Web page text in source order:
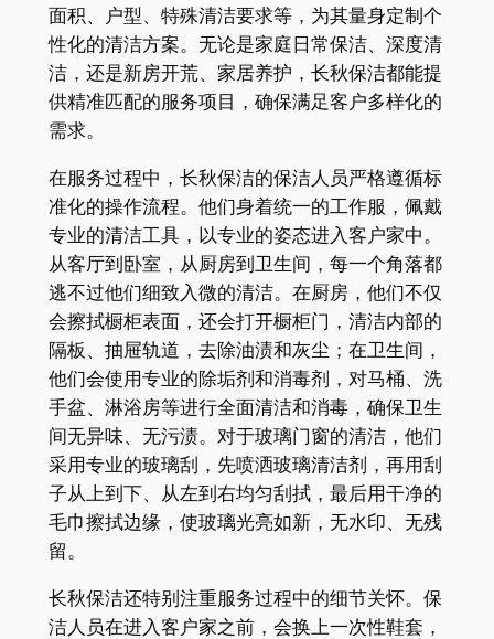
面积、户型、特殊清洁要求等，为其量身定制个
性化的清洁方案。无论是家庭日常保洁、深度清
洁，还是新房开荒、家居养护，长秋保洁都能提
供精准匹配的服务项目，确保满足客户多样化的
需求。
在服务过程中，长秋保洁的保洁人员严格遵循标
准化的操作流程。他们身着统一的工作服，佩戴
专业的清洁工具，以专业的姿态进入客户家中。
从客厅到卧室，从厨房到卫生间，每一个角落都
逃不过他们细致入微的清洁。在厨房，他们不仅
会擦拭橱柜表面，还会打开橱柜门，清洁内部的
隔板、抽屉轨道，去除油渍和灰尘；在卫生间，
他们会使用专业的除垢剂和消毒剂，对马桶、洗
手盆、淋浴房等进行全面清洁和消毒，确保卫生
间无异味、无污渍。对于玻璃门窗的清洁，他们
采用专业的玻璃刮，先喷洒玻璃清洁剂，再用刮
子从上到下、从左到右均匀刮拭，最后用干净的
毛巾擦拭边缘，使玻璃光亮如新，无水印、无残
留。
长秋保洁还特别注重服务过程中的细节关怀。保
洁人员在进入客户家之前，会换上一次性鞋套，